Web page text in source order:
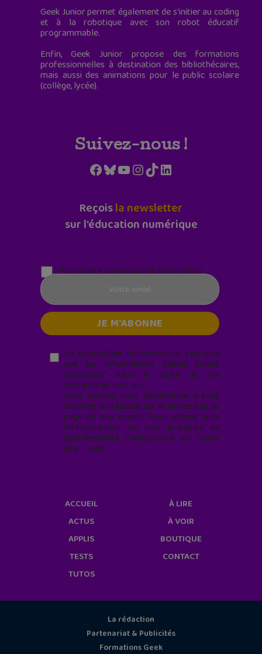
Geek Junior permet également de s'initier au coding
et à la robotique avec son robot éducatif
programmable.
Enfin, Geek Junior propose des formations
professionnelles à destination des bibliothécaires,
mais aussi des animations pour le public scolaire
(collège, lycée).
Suivez-nous !
Facebook
Bluesky
YouTube
Instagram
TikTokLinkedIn
Reçoisla newsletter
sur l'éducation numérique
Parentalité numérique (le lundi matin)
En soumettant ce formulaire, j’accepte
que les informations saisies soient
exploitées* dans le cadre de ma
demande de contact.
Vous pouvez vous désabonner à tout
moment en cliquant sur le lien en bas de
page de nos emails. Pour obtenir plus
d'informations sur nos pratiques de
confidentialité, rendez-vous sur notre
site web
ACCUEIL
ACTUS
APPLIS
TESTS
TUTOS
À LIRE
À VOIR
BOUTIQUE
CONTACT
La rédaction
Partenariat & Publicités
Formations Geek